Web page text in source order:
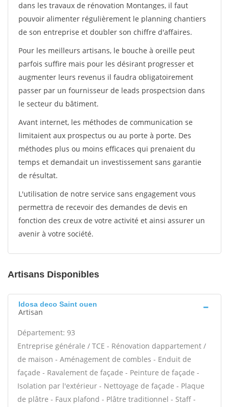
dans les travaux de rénovation Montanges, il faut
pouvoir alimenter régulièrement le planning chantiers
de son entreprise et doubler son chiffre d'affaires.
Pour les meilleurs artisans, le bouche à oreille peut
parfois suffire mais pour les désirant progresser et
augmenter leurs revenus il faudra obligatoirement
passer par un fournisseur de leads prospectsion dans
le secteur du bâtiment.
Avant internet, les méthodes de communication se
limitaient aux prospectus ou au porte à porte. Des
méthodes plus ou moins efficaces qui prenaient du
temps et demandait un investissement sans garantie
de résultat.
L'utilisation de notre service sans engagement vous
permettra de recevoir des demandes de devis en
fonction des creux de votre activité et ainsi assurer un
avenir à votre société.
Artisans Disponibles
Idosa deco Saint ouen
Artisan
Département: 93
Entreprise générale / TCE - Rénovation dappartement /
de maison - Aménagement de combles - Enduit de
façade - Ravalement de façade - Peinture de façade -
Isolation par l'extérieur - Nettoyage de façade - Plaque
de plâtre - Faux plafond - Plâtre traditionnel - Staff -